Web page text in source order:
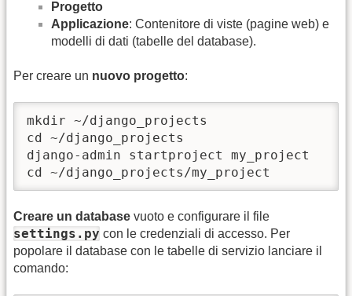
Progetto
Applicazione: Contenitore di viste (pagine web) e
modelli di dati (tabelle del database).
Per creare un nuovo progetto:
mkdir ~/django_projects
cd ~/django_projects
django-admin startproject my_project
cd ~/django_projects/my_project
Creare un database vuoto e configurare il file
settings.py con le credenziali di accesso. Per
popolare il database con le tabelle di servizio lanciare il
comando: